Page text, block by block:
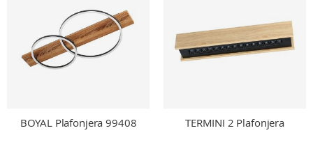
BOYAL Plafonjera 99408 TERMINI 2 Plafonjera